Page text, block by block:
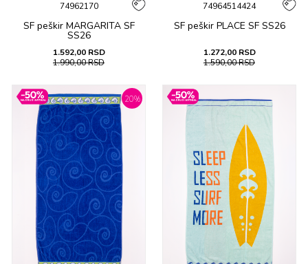
74962170
SF peškir MARGARITA SF
SS26
1.592,00 RSD
1.990,00RSD
74964514424
SF peškir PLACE SF SS26
1.272,00 RSD
1.590,00RSD
20%